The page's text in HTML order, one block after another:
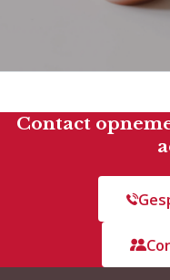
Contact